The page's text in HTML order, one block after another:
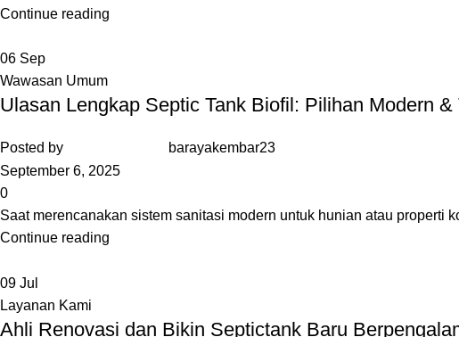
Continue reading
06 Sep
Wawasan Umum
Ulasan Lengkap Septic Tank Biofil: Pilihan Modern &
Posted by
barayakembar23
September 6, 2025
0
Saat merencanakan sistem sanitasi modern untuk hunian atau properti
Continue reading
09 Jul
Layanan Kami
Ahli Renovasi dan Bikin Septictank Baru